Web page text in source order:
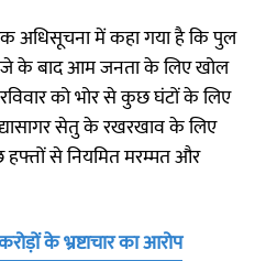
अधिसूचना में कहा गया है कि पुल
बजे के बाद आम जनता के लिए खोल
को भोर से कुछ घंटों के लिए
सेतु के रखरखाव के लिए
से नियमित मरम्मत और
के भ्रष्टाचार का आरोप